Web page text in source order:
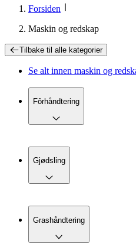
Forsiden
Maskin og redskap
Tilbake til alle kategorier
Se alt innen maskin og
Fôrhåndtering
Gjødsling
Grashåndtering